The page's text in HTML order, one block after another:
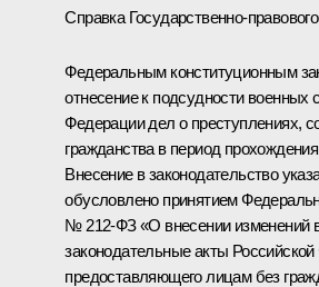
Справка Государственно-
Федеральным конституционным
отнесение к подсудности военных
Федерации дел о преступлениях,
гражданства в период
Внесение в законодательство
обусловлено принятием
№ 212-ФЗ «О внесении изменений
законодательные акты
предоставляющего лицам без